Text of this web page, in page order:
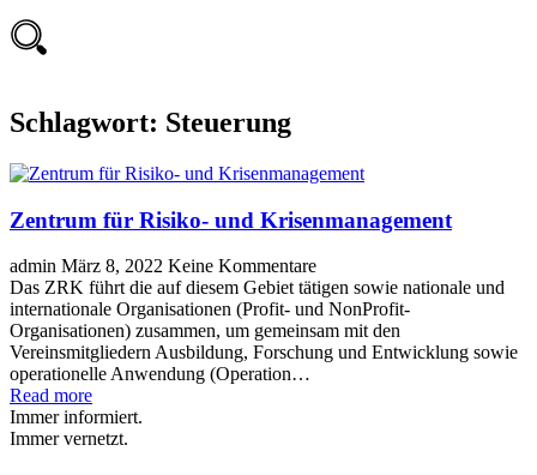
Schlagwort: Steuerung
Zentrum für Risiko- und Krisenmanagement
admin März 8, 2022 Keine Kommentare
Das ZRK führt die auf diesem Gebiet tätigen sowie nationale und
internationale Organisationen (Profit- und NonProfit-
Organisationen) zusammen, um gemeinsam mit den
Vereinsmitgliedern Ausbildung, Forschung und Entwicklung sowie
operationelle Anwendung (Operation…
Read more
Immer informiert.
Immer vernetzt.